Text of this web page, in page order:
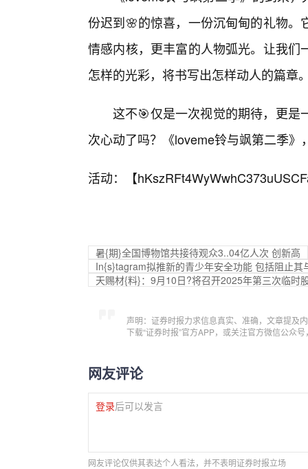
份迟到🌸的惊喜，一份沉甸甸的礼物
情感内核，更丰富的人物弧光。让我
怎样的光彩，将书写出怎样动人的篇章
这不🎯仅是一次视觉的期待，更是
次心动了吗？《loveme铃与飒第二季》
活动：【
暑{期}全国博物馆共接待观众3..04亿人次 创新高
In{s}tagram拟推新的青少年安全功能 包括阻止其
天赐材{料}：9月10日?将召开2025年第三次临时
声明：证券时报力求信息真实、准确，文章提及
下载“证券时报”官方APP，或关注官方微信公众
网友评论
登录后可以发言
网友评论仅供其表达个人看法，并不表明证券时报立场